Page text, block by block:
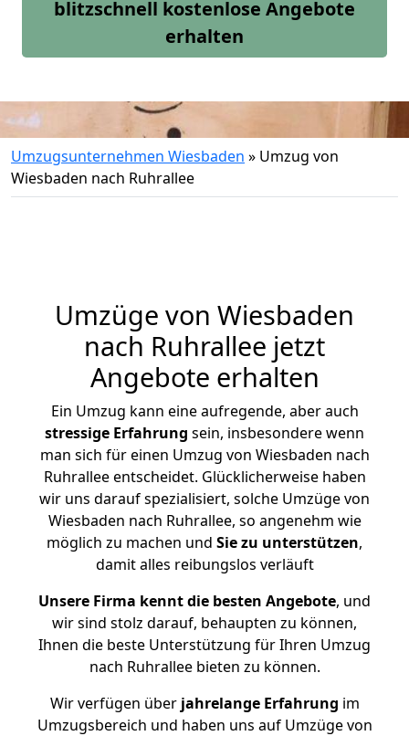
blitzschnell kostenlose Angebote
erhalten
Umzugsunternehmen Wiesbaden » Umzug von
Wiesbaden nach Ruhrallee
Umzüge von Wiesbaden
nach Ruhrallee jetzt
Angebote erhalten
Ein Umzug kann eine aufregende, aber auch
stressige Erfahrung sein, insbesondere wenn
man sich für einen Umzug von Wiesbaden nach
Ruhrallee entscheidet. Glücklicherweise haben
wir uns darauf spezialisiert, solche Umzüge von
Wiesbaden nach Ruhrallee, so angenehm wie
möglich zu machen und Sie zu unterstützen,
damit alles reibungslos verläuft
Unsere Firma kennt die besten Angebote, und
wir sind stolz darauf, behaupten zu können,
Ihnen die beste Unterstützung für Ihren Umzug
nach Ruhrallee bieten zu können.
Wir verfügen überjahrelange Erfahrung im
Umzugsbereich und haben uns auf Umzüge von